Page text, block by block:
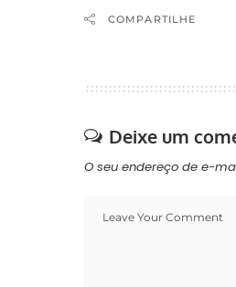
COMPARTILHE
Deixe um
O seu endereço de e-